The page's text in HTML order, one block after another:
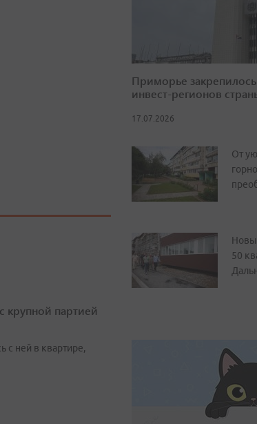
крупной партией
с ней в квартире,
Приморье
инвест-регионов
17.07.2026
От
50